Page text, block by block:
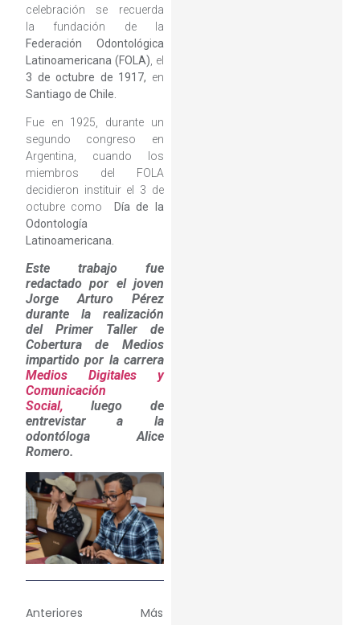
celebración se recuerda
la fundación de la
Federación Odontológica
Latinoamericana (FOLA) , el
3 de octubre de 1917, en
Santiago de Chile.
Fue en 1925, durante un
segundo congreso en
Argentina, cuando los
miembros del FOLA
decidieron instituir el 3 de
octubre como
Día de la
Odontología
Latinoamericana.
Este trabajo fue
redactado por el joven
Jorge Arturo Pérez
durante la realización
del Primer Taller de
Cobertura de Medios
impartido por la carrera
Medios Digitales y
Comunicación
Social, luego de
entrevistar a la
odontóloga Alice
Romero.
Anteriores
Más